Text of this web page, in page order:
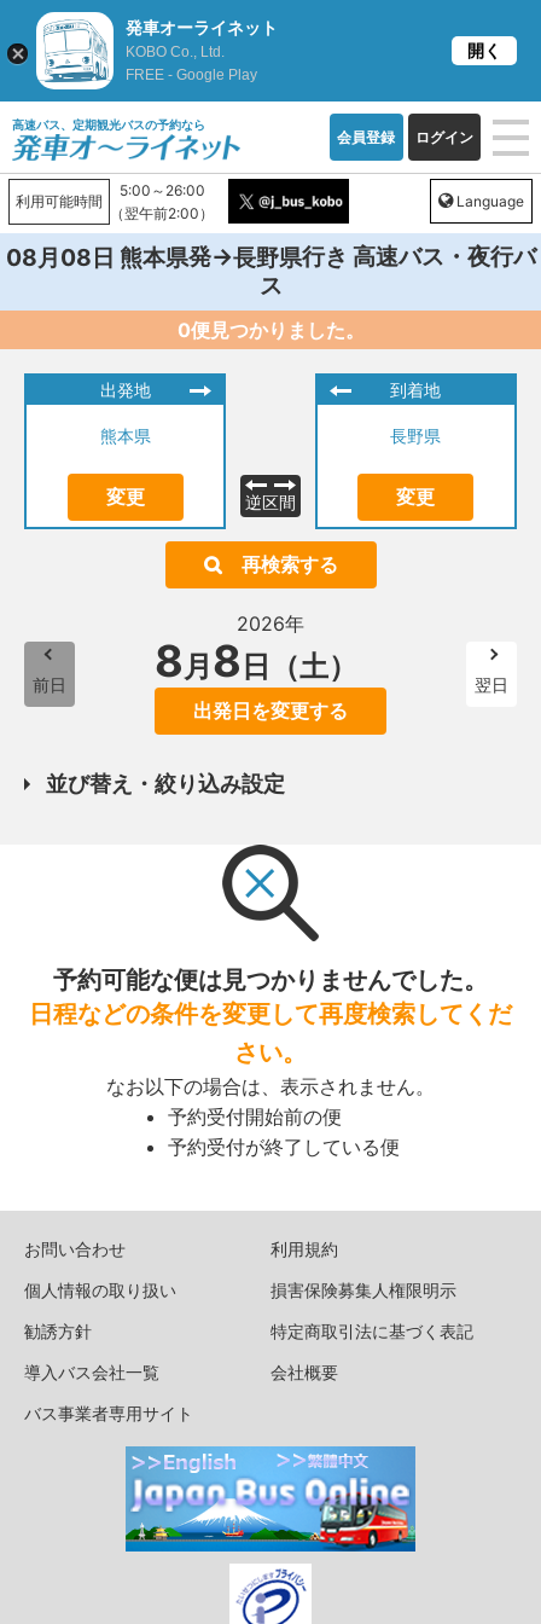
高速バス、定期観光バスの予約なら
会員登録 ログイン
利用可能時間
5:00～26:00
（翌午前2:00）
Language
08月08日 熊本県発→長野県行き 高速バス・夜行バ
ス
0便見つかりました。
出発地
熊本県
変更 逆区間
到着地
長野県
変更
再検索する
前日
2026年
8月 8 日（土）
出発日を変更する
翌日
並び替え・絞り込み設定
予約可能な便は見つかりませんでした。
日程などの条件を変更して再度検索してくだ
さい。
なお以下の場合は、表示されません。
予約受付開始前の便
予約受付が終了している便
お問い合わせ
利用規約
個人情報の取り扱い
損害保険募集人権限明示
勧誘方針
特定商取引法に基づく表記
導入バス会社一覧
会社概要
バス事業者専用サイト
発車オーライネット
KOBO Co., Ltd.
FREE - Google Play
開く